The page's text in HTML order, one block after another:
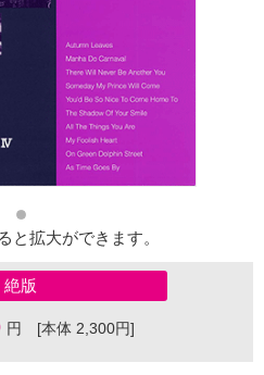
と拡大ができます。
絶版
円 [本体 2,300円]